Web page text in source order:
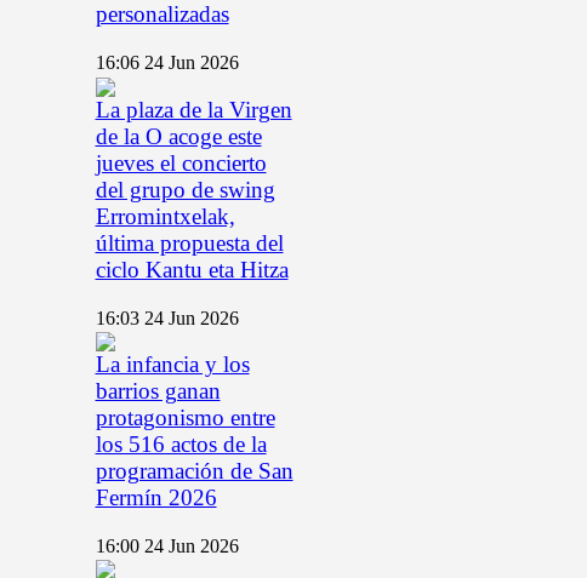
personalizadas
16:06 24 Jun 2026
La plaza de la Virgen
de la O acoge este
jueves el concierto
del grupo de swing
Erromintxelak,
última propuesta del
ciclo Kantu eta Hitza
16:03 24 Jun 2026
La infancia y los
barrios ganan
protagonismo entre
los 516 actos de la
programación de San
Fermín 2026
16:00 24 Jun 2026